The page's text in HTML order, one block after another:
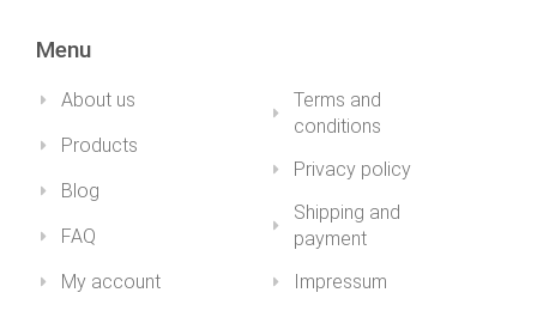
Menu
About us
Products
Blog
FAQ
My account
Terms and
conditions
Privacy policy
Shipping and
payment
Impressum